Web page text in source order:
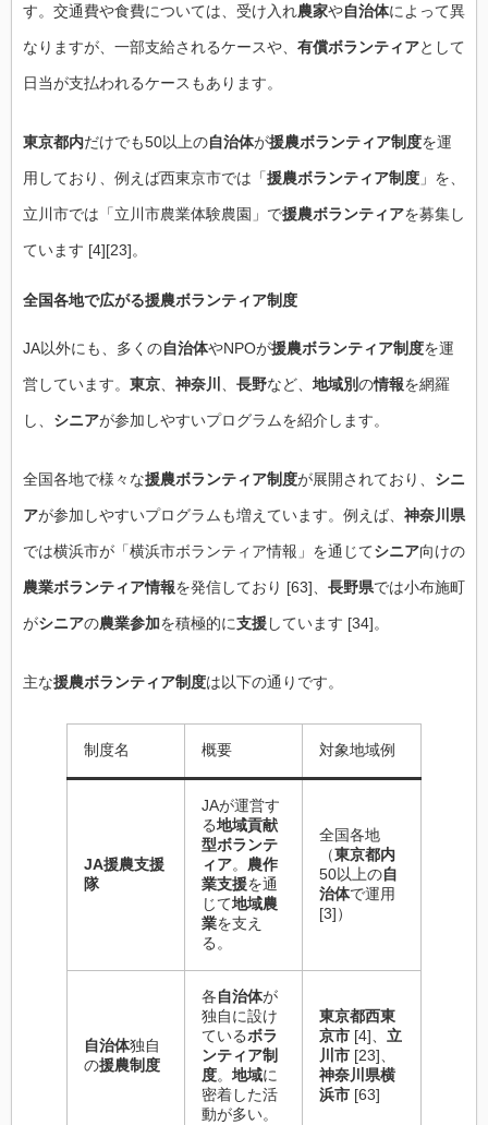
す。交通費や食費については、受け入れ農家や自治体によって異
なりますが、一部支給されるケースや、 有償ボランティアとして
日当が支払われるケースもあります。
東京都内だけでも50以上の自治体が援農ボランティア制度を運
用しており、例えば西東京市では「援農ボランティア制度 」を、
立川市では「立川市農業体験農園」で援農ボランティアを募集し
ています [4][23]。
全国各地で広がる援農ボランティア制度
JA以外にも、多くの自治体やNPOが援農ボランティア制度を運
営しています。 東京、 神奈川 、 長野など、 地域別の情報を網羅
し、 シニアが参加しやすいプログラムを紹介します。
全国各地で様々な援農ボランティア制度が展開されており、 シニ
アが参加しやすいプログラムも増えています。例えば、 神奈川県
では横浜市が「横浜市ボランティア情報」を通じてシニア向けの
農業ボランティア情報を発信しており [63]、 長野県では小布施町
がシニアの農業参加を積極的に支援しています [34]。
主な援農ボランティア制度は以下の通りです。
制度名 概要 対象地域例
JA援農支援
隊
JAが運営す
る地域貢献
型ボランテ
ィア。 農作
業支援を通
じて地域農
業を支え
る。
全国各地
（東京都内
50以上の自
治体で運用
[3]）
自治体独自
の援農制度
各自治体が
独自に設け
ているボラ
ンティア制
度。 地域に
密着した活
動が多い。
東京都西東
京市 [4]、 立
川市 [23]、
神奈川県横
浜市 [63]